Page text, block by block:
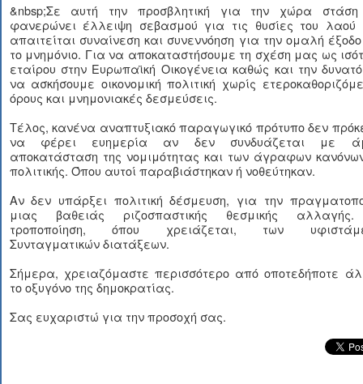
&nbsp;Σε αυτή την προσβλητική για την χώρα
φανερώνει έλλειψη σεβασμού για τις θυσίες του λαού
απαιτείται συναίνεση και συνεννόηση για την ομαλή
το μνημόνιο. Για να αποκαταστήσουμε τη σχέση μας ως
εταίρου στην Ευρωπαϊκή Οικογένεια καθώς και την
να ασκήσουμε οικονομική πολιτική χωρίς
όρους και μνημονιακές δεσμεύσεις.
Τέλος, κανένα αναπτυξιακό παραγωγικό πρότυπο δεν
να φέρει ευημερία αν δεν συνδυάζεται με
αποκατάσταση της νομιμότητας και των άγραφων
πολιτικής. Όπου αυτοί παραβιάστηκαν ή νοθεύτηκαν.
Αν δεν υπάρξει πολιτική δέσμευση, για την
μιας βαθειάς ριζοσπαστικής θεσμικής
τροποποίηση, όπου χρειάζεται, των
Συνταγματικών διατάξεων.
Σήμερα, χρειαζόμαστε περισσότερο από οποτεδήποτε
το οξυγόνο της δημοκρατίας.
Σας ευχαριστώ για την προσοχή σας.